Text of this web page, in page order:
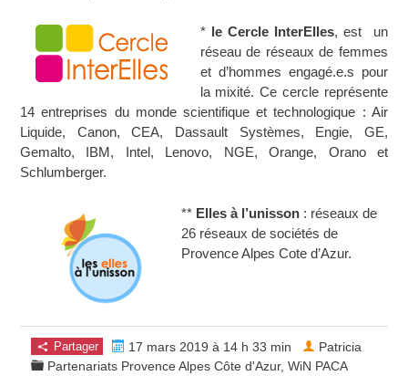
* le Cercle InterElles, est un
réseau de réseaux de femmes
et d’hommes engagé.e.s pour
la mixité. Ce cercle représente
14 entreprises du monde scientifique et technologique : Air
Liquide, Canon, CEA, Dassault Systèmes, Engie, GE,
Gemalto, IBM, Intel, Lenovo, NGE, Orange, Orano et
Schlumberger.
** Elles à l’unisson: réseaux de
26 réseaux de sociétés de
Provence Alpes Cote d’Azur.
Partager
17 mars 2019 à 14 h 33 min
Partenariats Provence Alpes Côte d'Azur,WiN PACA
Patricia